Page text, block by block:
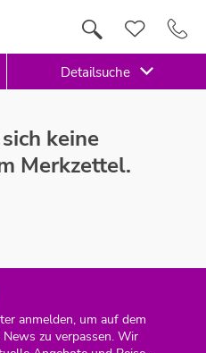
Detailsuche
keine
Merkzettel.
anmelden, um auf dem
zu verpassen. Wir